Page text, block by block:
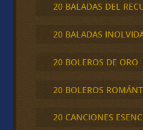
20 BALADAS DEL
20 BALADAS
20 BOLEROS DE ORO
20 BOLEROS
20 CANCIONES